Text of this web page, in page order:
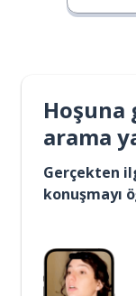
Hoşuna
arama
Gerçekten
konuşmayı